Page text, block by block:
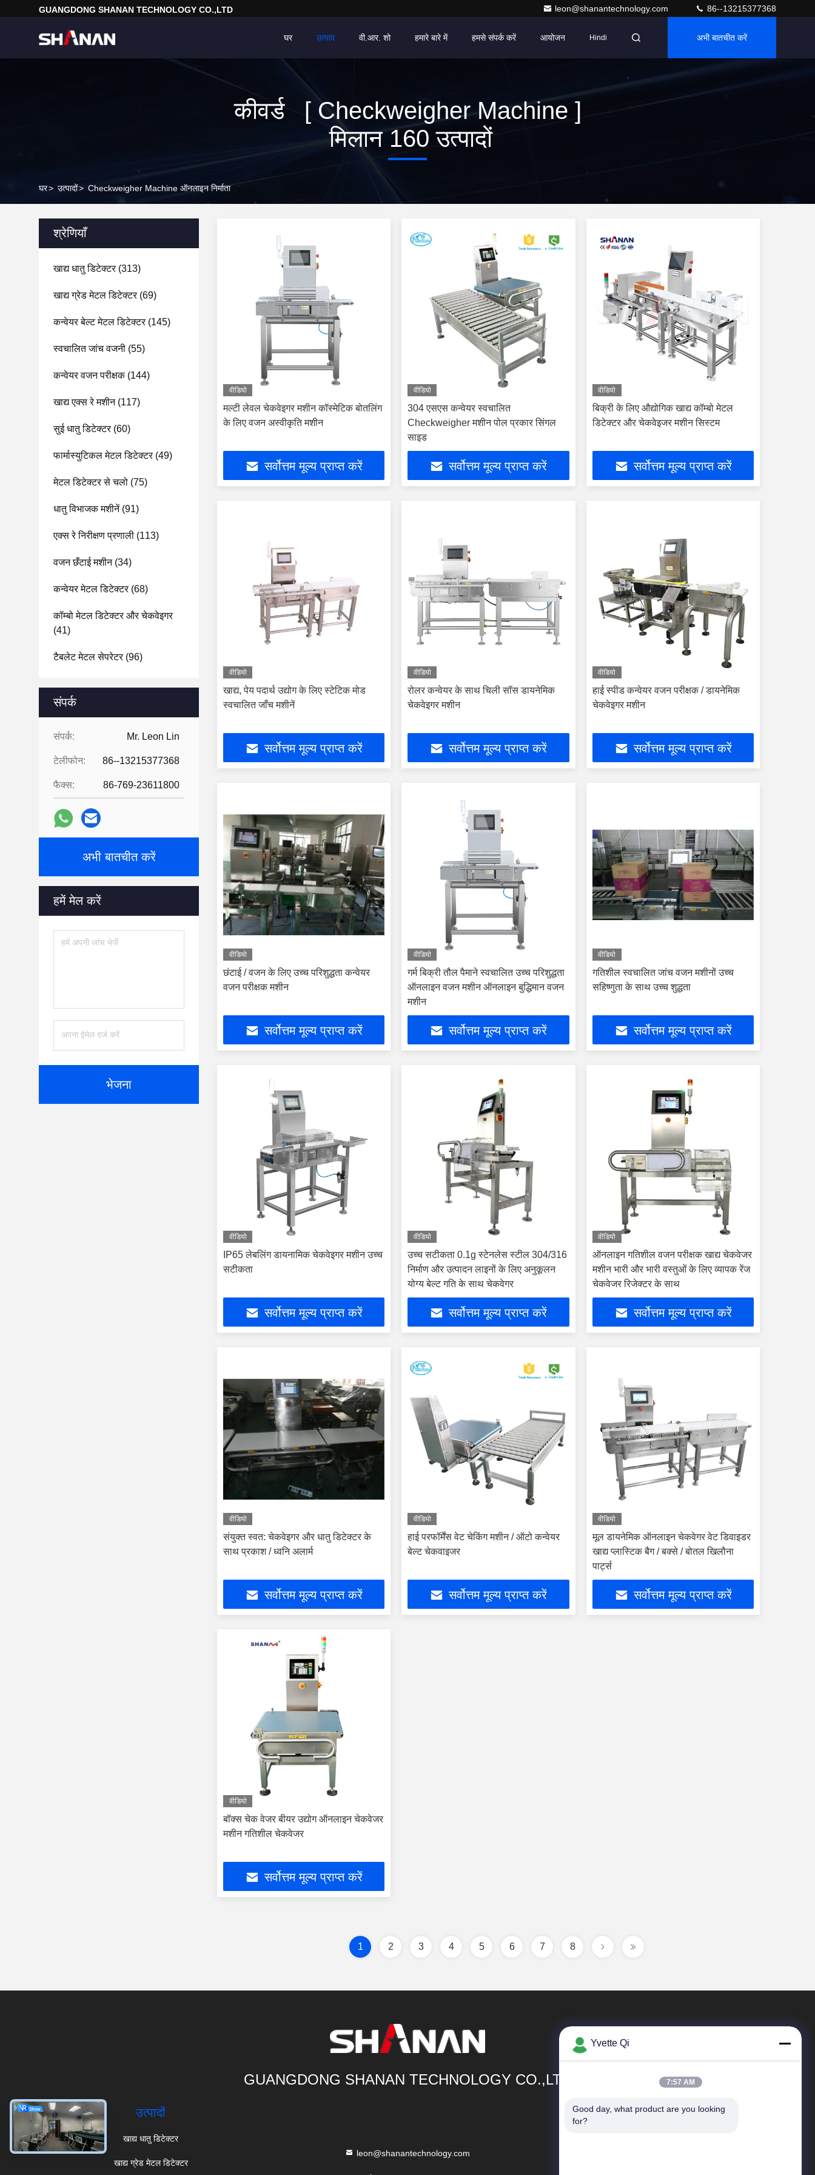
GUANGDONG SHANAN TECHNOLOGY CO.,LTD leon@shanantechnology.com 86--13215377368
घर उत्पाद वी.आर. शो हमारे बारे में हमसे संपर्क करें आयोजन Hindi अभी बातचीत करें
कीवर्ड [ Checkweigher Machine ]
मिलान 160 उत्पादों
घर> उत्पादों> Checkweigher Machine ऑनलाइन निर्माता
श्रेणियाँ
खाद्य धातु डिटेक्टर(313)
खाद्य ग्रेड मेटल डिटेक्टर(69)
कन्वेयर बेल्ट मेटल डिटेक्टर(145)
स्वचालित जांच वजनी (55)
कन्वेयर वजन परीक्षक(144)
खाद्य एक्स रे मशीन(117)
सुई धातु डिटेक्टर(60)
फार्मास्युटिकल मेटल डिटेक्टर(49)
मेटल डिटेक्टर से चलो (75)
धातु विभाजक मशीनें(91)
एक्स रे निरीक्षण प्रणाली (113)
वजन छँटाई मशीन(34)
कन्वेयर मेटल डिटेक्टर(68)
कॉम्बो मेटल डिटेक्टर और चेकवेइगर
(41)
टैबलेट मेटल सेपरेटर(96)
संपर्क
संपर्क: Mr. Leon Lin
टेलीफोन: 86--13215377368
फैक्स: 86-769-23611800
अभी बातचीत करें
हमें मेल करें
भेजना
वीडियो
मल्टी लेवल चेकवेइगर मशीन कॉस्मेटिक बोतलिंग
के लिए वजन अस्वीकृति मशीन
सर्वोत्तम मूल्य प्राप्त करें
वीडियो
304 एसएस कन्वेयर स्वचालित
Checkweigher मशीन पोल प्रकार सिंगल
साइड
सर्वोत्तम मूल्य प्राप्त करें
वीडियो
बिक्री के लिए औद्योगिक खाद्य कॉम्बो मेटल
डिटेक्टर और चेकवेइजर मशीन सिस्टम
सर्वोत्तम मूल्य प्राप्त करें
वीडियो
खाद्य, पेय पदार्थ उद्योग के लिए स्टेटिक मोड
स्वचालित जाँच मशीनें
सर्वोत्तम मूल्य प्राप्त करें
वीडियो
रोलर कन्वेयर के साथ चिली सॉस डायनेमिक
चेकवेइगर मशीन
सर्वोत्तम मूल्य प्राप्त करें
वीडियो
हाई स्पीड कन्वेयर वजन परीक्षक / डायनेमिक
चेकवेइगर मशीन
सर्वोत्तम मूल्य प्राप्त करें
वीडियो
छंटाई / वजन के लिए उच्च परिशुद्धता कन्वेयर
वजन परीक्षक मशीन
सर्वोत्तम मूल्य प्राप्त करें
वीडियो
गर्म बिक्री तौल पैमाने स्वचालित उच्च परिशुद्धता
ऑनलाइन वजन मशीन ऑनलाइन बुद्धिमान वजन
मशीन
सर्वोत्तम मूल्य प्राप्त करें
वीडियो
गतिशील स्वचालित जांच वजन मशीनों उच्च
सहिष्णुता के साथ उच्च शुद्धता
सर्वोत्तम मूल्य प्राप्त करें
वीडियो
IP65 लेबलिंग डायनामिक चेकवेइगर मशीन उच्च
सटीकता
सर्वोत्तम मूल्य प्राप्त करें
वीडियो
उच्च सटीकता 0.1g स्टेनलेस स्टील 304/316
निर्माण और उत्पादन लाइनों के लिए अनुकूलन
योग्य बेल्ट गति के साथ चेकवेगर
सर्वोत्तम मूल्य प्राप्त करें
वीडियो
ऑनलाइन गतिशील वजन परीक्षक खाद्य चेकवेजर
मशीन भारी और भारी वस्तुओं के लिए व्यापक रेंज
चेकवेजर रिजेक्टर के साथ
सर्वोत्तम मूल्य प्राप्त करें
वीडियो
संयुक्त स्वत: चेकवेइगर और धातु डिटेक्टर के
साथ प्रकाश / ध्वनि अलार्म
सर्वोत्तम मूल्य प्राप्त करें
वीडियो
हाई परफॉर्मेंस वेट चेकिंग मशीन / ऑटो कन्वेयर
बेल्ट चेकवाइजर
सर्वोत्तम मूल्य प्राप्त करें
वीडियो
मूल डायनेमिक ऑनलाइन चेकवेगर वेट डिवाइडर
खाद्य प्लास्टिक बैग / बक्से / बोतल खिलौना
पार्ट्स
सर्वोत्तम मूल्य प्राप्त करें
वीडियो
बॉक्स चेक वेजर बीयर उद्योग ऑनलाइन चेकवेजर
मशीन गतिशील चेकवेजर
सर्वोत्तम मूल्य प्राप्त करें
1 2 3 4 5 6 7 8
GUANGDONG SHANAN TECHNOLOGY CO.,LTD
उत्पादों
खाद्य धातु डिटेक्टर
खाद्य ग्रेड मेटल डिटेक्टर
leon@shanantechnology.com
त्वरित सम्पक
Yvette Qi
7:57 AM
Good day, what product are you looking
for?